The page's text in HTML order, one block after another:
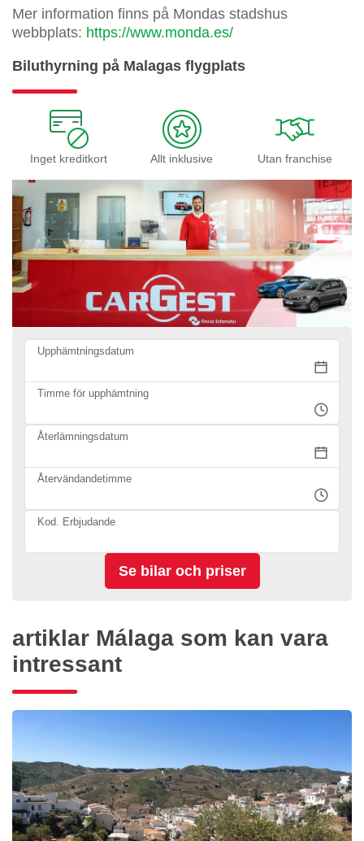
Mer information finns på Mondas stadshus
webbplats: https://www.monda.es/
Biluthyrning på Malagas flygplats
Inget kreditkort Allt inklusive Utan franchise
Upphämtningsdatum
Timme för upphämtning
Återlämningsdatum
Återvändandetimme
Kod. Erbjudande
artiklar Málaga som kan vara
intressant